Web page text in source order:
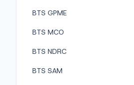
BTS GPME
BTS MCO
BTS NDRC
BTS SAM